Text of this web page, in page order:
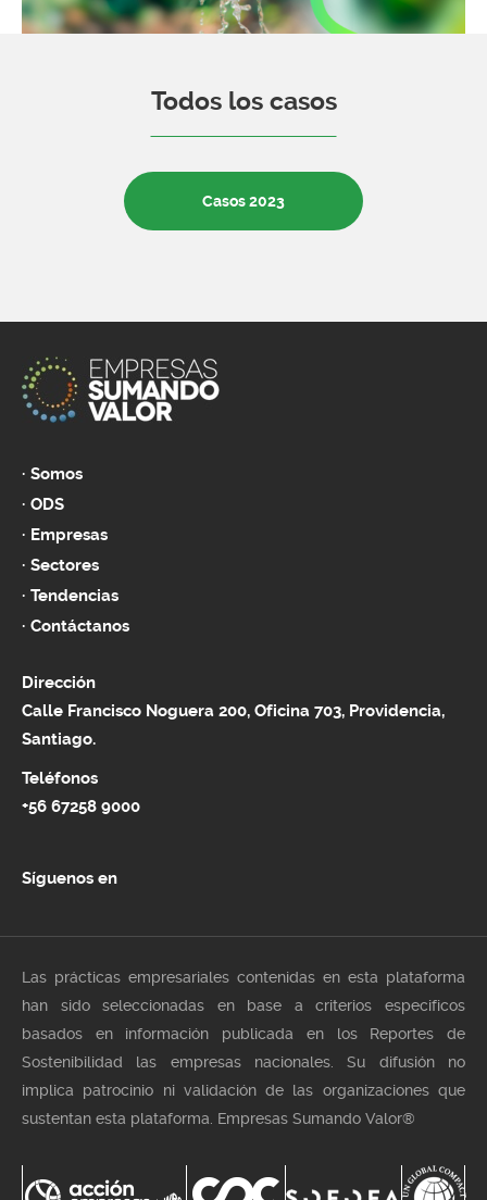
Todos los casos
Casos 2023
Somos
ODS
Empresas
Sectores
Tendencias
Contáctanos
Dirección
Calle Francisco Noguera 200, Oficina 703, Providencia,
Santiago.
Teléfonos
+56 67258 9000
Síguenos en
Las prácticas empresariales contenidas en esta plataforma
han sido seleccionadas en base a criterios especificos
basados en información publicada en los Reportes de
Sostenibilidad las empresas nacionales. Su difusión no
implica patrocinio ni validación de las organizaciones que
sustentan esta plataforma. Empresas Sumando Valor®